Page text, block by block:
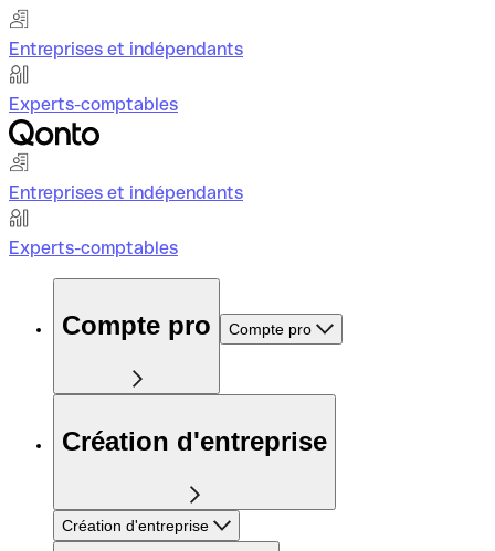
Entreprises et indépendants
Experts-comptables
Entreprises et indépendants
Experts-comptables
Compte pro Compte pro
Création d'entreprise
Création d'entreprise